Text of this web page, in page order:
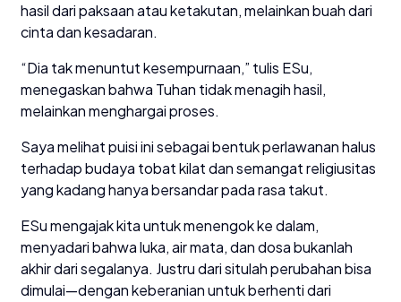
hasil dari paksaan atau ketakutan, melainkan buah dari
cinta dan kesadaran.
“Dia tak menuntut kesempurnaan,” tulis ESu,
menegaskan bahwa Tuhan tidak menagih hasil,
melainkan menghargai proses.
Saya melihat puisi ini sebagai bentuk perlawanan halus
terhadap budaya tobat kilat dan semangat religiusitas
yang kadang hanya bersandar pada rasa takut.
ESu mengajak kita untuk menengok ke dalam,
menyadari bahwa luka, air mata, dan dosa bukanlah
akhir dari segalanya. Justru dari situlah perubahan bisa
dimulai—dengan keberanian untuk berhenti dari